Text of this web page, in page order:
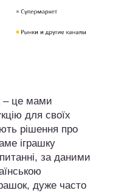
– це мами
для своїх
рішення про
іграшку
за даними
дуже часто